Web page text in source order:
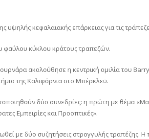
υψηλής κεφαλαιακής επάρκειας για τις
κύκλου κράτους τραπεζών.
ακολούθησε η κεντρική ομιλία του
της Καλιφόρνια στο Μπέρκλεϋ.
δύο συνεδρίες: η πρώτη με θέμα
Εμπειρίες και Προοπτικές».
με δύο συζητήσεις στρογγυλής τραπέζης.